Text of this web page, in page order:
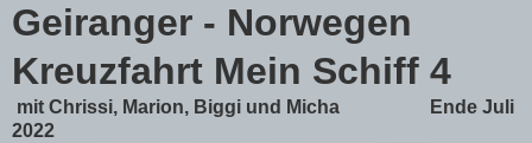
Geiranger - Norwegen
Kreuzfahrt Mein Schiff 4
mit Chrissi, Marion, Biggi und Micha Ende Juli
2022